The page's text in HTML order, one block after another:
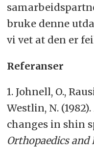
bruke denne
vi vet at den er
Referanser
1. Johnell, O.,
Westlin, N.
changes in shin
Orthopaedics and